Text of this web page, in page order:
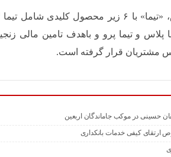
بر اساس این گزارش، «تیما» با ۶ زیر محصول کلیدی
پلاس و تیما پرو و باهدف تامین مالی
مشتریان قرار گرفته است.
حسینی در موکب جاماندگان اربعین
ارتقای کیفی خدمات بانکداری